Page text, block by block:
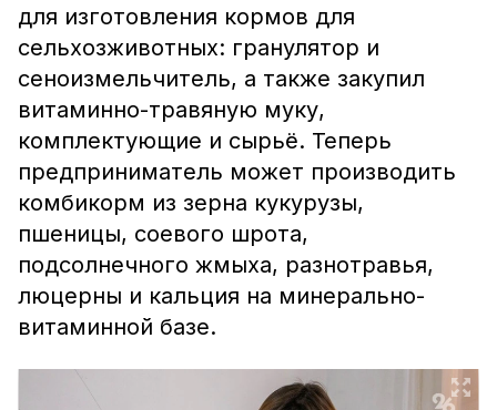
для изготовления кормов для
сельхозживотных: гранулятор и
сеноизмельчитель, а также закупил
витаминно-травяную муку,
комплектующие и сырьё. Теперь
предприниматель может производить
комбикорм из зерна кукурузы,
пшеницы, соевого шрота,
подсолнечного жмыха, разнотравья,
люцерны и кальция на минерально-
витаминной базе.